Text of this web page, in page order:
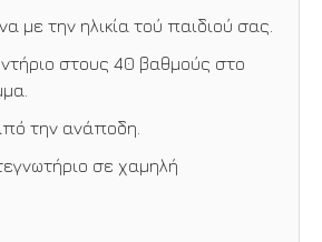
με την ηλικία τού παιδιού σας.
στους 40 βαθμούς στο
την ανάποδη.
σε χαμηλή